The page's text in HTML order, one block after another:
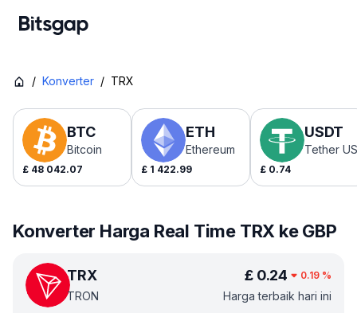
/ Konverter / TRX
BTC
Bitcoin
£ 48 042.07
ETH
Ethereum
£ 1 422.99
USDT
Tether
£ 0.74
Konverter Harga Real Time TRX ke GBP
TRX
TRON
£ 0.24 0.19 %
Harga terbaik hari ini